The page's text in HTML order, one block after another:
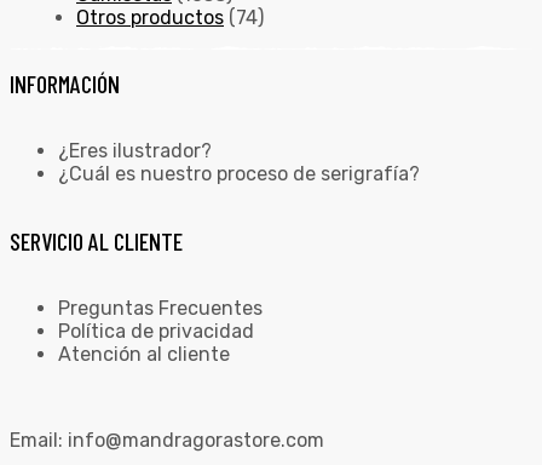
Otros productos (74)
INFORMACIÓN
¿Eres ilustrador?
¿Cuál es nuestro proceso de serigrafía?
SERVICIO AL CLIENTE
Preguntas Frecuentes
Política de privacidad
Atención al cliente
Email: info@mandragorastore.com